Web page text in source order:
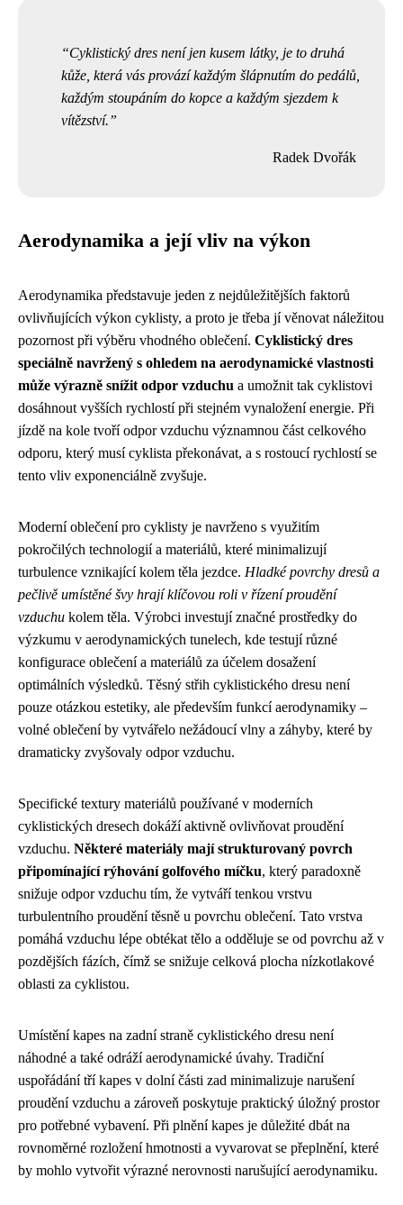
Cyklistický dres není jen kusem látky, je to druhá
kůže, která vás provází každým šlápnutím do pedálů,
každým stoupáním do kopce a každým sjezdem k
vítězství.
Radek Dvořák
Aerodynamika a její vliv na výkon
Aerodynamika představuje jeden z nejdůležitějších faktorů
ovlivňujících výkon cyklisty, a proto je třeba jí věnovat náležitou
pozornost při výběru vhodného oblečení. Cyklistický dres
speciálně navržený s ohledem na aerodynamické vlastnosti
může výrazně snížit odpor vzduchu a umožnit tak cyklistovi
dosáhnout vyšších rychlostí při stejném vynaložení energie. Při
jízdě na kole tvoří odpor vzduchu významnou část celkového
odporu, který musí cyklista překonávat, a s rostoucí rychlostí se
tento vliv exponenciálně zvyšuje.
Moderní oblečení pro cyklisty je navrženo s využitím
pokročilých technologií a materiálů, které minimalizují
turbulence vznikající kolem těla jezdce. Hladké povrchy dresů a
pečlivě umístěné švy hrají klíčovou roli v řízení proudění
vzduchu kolem těla. Výrobci investují značné prostředky do
výzkumu v aerodynamických tunelech, kde testují různé
konfigurace oblečení a materiálů za účelem dosažení
optimálních výsledků. Těsný střih cyklistického dresu není
pouze otázkou estetiky, ale především funkcí aerodynamiky –
volné oblečení by vytvářelo nežádoucí vlny a záhyby, které by
dramaticky zvyšovaly odpor vzduchu.
Specifické textury materiálů používané v moderních
cyklistických dresech dokáží aktivně ovlivňovat proudění
vzduchu. Některé materiály mají strukturovaný povrch
připomínající rýhování golfového míčku, který paradoxně
snižuje odpor vzduchu tím, že vytváří tenkou vrstvu
turbulentního proudění těsně u povrchu oblečení. Tato vrstva
pomáhá vzduchu lépe obtékat tělo a odděluje se od povrchu až v
pozdějších fázích, čímž se snižuje celková plocha nízkotlakové
oblasti za cyklistou.
Umístění kapes na zadní straně cyklistického dresu není
náhodné a také odráží aerodynamické úvahy. Tradiční
uspořádání tří kapes v dolní části zad minimalizuje narušení
proudění vzduchu a zároveň poskytuje praktický úložný prostor
pro potřebné vybavení. Při plnění kapes je důležité dbát na
rovnoměrné rozložení hmotnosti a vyvarovat se přeplnění, které
by mohlo vytvořit výrazné nerovnosti narušující aerodynamiku.